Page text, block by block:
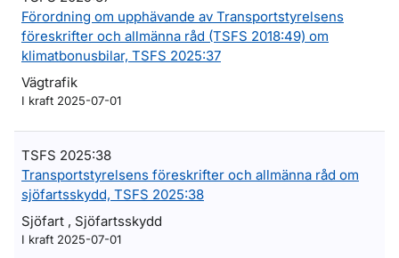
Förordning om upphävande av Transportstyrelsens
föreskrifter och allmänna råd (TSFS 2018:49) om
klimatbonusbilar, TSFS 2025:37
Vägtrafik
I kraft 2025-07-01
TSFS 2025:38
Transportstyrelsens föreskrifter och allmänna råd om
sjöfartsskydd, TSFS 2025:38
Sjöfart , Sjöfartsskydd
I kraft 2025-07-01